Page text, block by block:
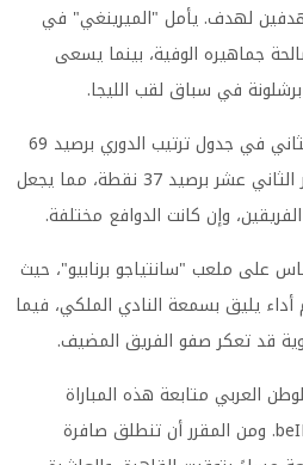
لهدف. يأمل "الميرينغي" في
جماهيره الوفية، بينما يسعى
في سباق لقب الليجا.
يحتل ريال مدريد حاليًا المركز الثاني في جدول ترتيب الدوري برصيد 69
نقطة، بينما يحتل جيرونا المركز الثاني عشر برصيد 37 نقطة، مما يجعل
وإن كانت الدوافع مختلفة.
على ملعب "سانتياجو برنابيو"، حيث
أداء يليق بسمعة النادي الملكي، فيما
قد تعكر صفو الفريق المضيف.
العربي متابعة هذه المباراة
الهامة عبر قناة beIN SPORTS 1. ومن المقرر أن تنطلق صافرة